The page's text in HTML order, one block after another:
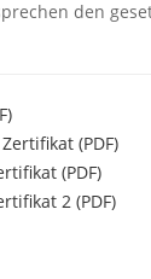
den
(PDF)
(PDF)
2 (PDF)